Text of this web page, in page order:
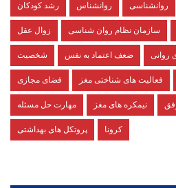
رشد کودکان روانشناس روانشناسی
زوال عقل سازمان نظام روان شناسی
شخصیت ضعف اعتماد به نفس روانی
فضای مجازی فعالیت های شناختی مغز
مهارت حل مسئله نیمکره های مغز
پروتکل های بهداشتی کرونا